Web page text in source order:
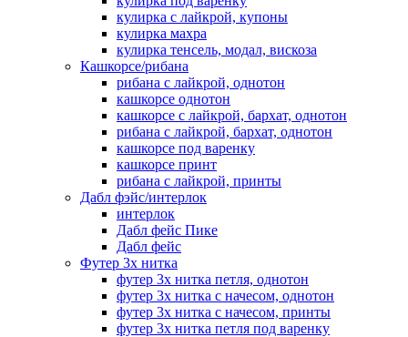
кулирка с лайкрой, купоны
кулирка махра
кулирка тенсель, модал, вискоза
Кашкорсе/рибана
рибана с лайкрой, однотон
кашкорсе однотон
кашкорсе с лайкрой, бархат, однотон
рибана с лайкрой, бархат, однотон
кашкорсе под варенку
кашкорсе принт
рибана с лайкрой, принты
Дабл фэйс/интерлок
интерлок
Дабл фейс Пике
Дабл фейс
Футер 3х нитка
футер 3х нитка петля, однотон
футер 3х нитка с начесом, однотон
футер 3х нитка с начесом, принты
футер 3х нитка петля под варенку